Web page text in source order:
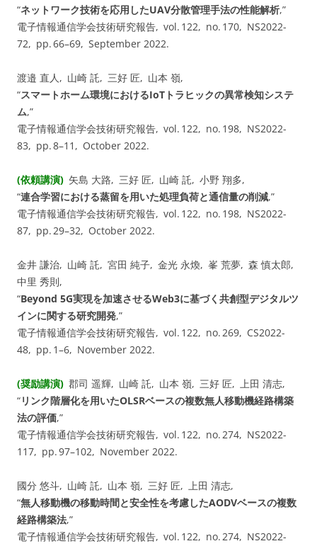
“ネットワーク技術を応用したUAV分散管理手法の性能解析,”
電子情報通信学会技術研究報告, vol. ⁠122, no. ⁠170, NS2022-
72, pp.⁠ ⁠66⁠–⁠69, September 2022.
渡邉 直人, 山崎 託, 三好 匠, 山本 嶺,
“スマートホーム環境におけるIoTトラヒックの異常検知システ
ム,”
電子情報通信学会技術研究報告, vol. ⁠122, no. ⁠198, NS2022-
83, pp.⁠ ⁠8⁠–⁠11, October 2022.
(依頼講演) 矢島 大路, 三好 匠, 山崎 託, 小野 翔多,
“連合学習における蒸留を用いた処理負荷と通信量の削減,”
電子情報通信学会技術研究報告, vol. ⁠122, no. ⁠198, NS2022-
87, pp.⁠ ⁠29⁠–⁠32, October 2022.
金井 謙治, 山崎 託, 宮田 純子, 金光 永煥, 峯 荒夢, 森 慎太郎,
中里 秀則,
“Beyond 5G実現を加速させるWeb3に基づく共創型デジタルツ
インに関する研究開発,”
電子情報通信学会技術研究報告, vol. ⁠122, no. ⁠269, CS2022-
48, pp.⁠ ⁠1⁠–⁠6, November 2022.
(奨励講演) 郡司 遥輝, 山崎 託, 山本 嶺, 三好 匠, 上田 清志,
“リンク階層化を用いたOLSRベースの複数無人移動機経路構築
法の評価,”
電子情報通信学会技術研究報告, vol. ⁠122, no. ⁠274, NS2022-
117, pp.⁠ ⁠97⁠–⁠102, November 2022.
國分 悠斗, 山崎 託, 山本 嶺, 三好 匠, 上田 清志,
“無人移動機の移動時間と安全性を考慮したAODVベースの複数
経路構築法,”
電子情報通信学会技術研究報告, vol. ⁠122, no. ⁠274, NS2022-